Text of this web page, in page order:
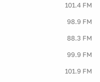
101.4 FM
98.9 FM
88.3 FM
99.9 FM
101.9 FM